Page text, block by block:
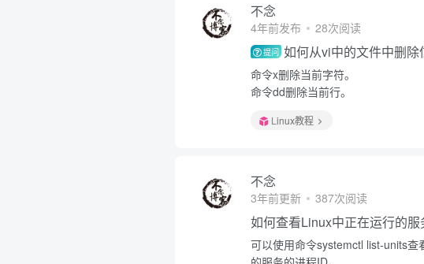
不念
4年前发布 28次阅读
提问 如何从vi中的文件中删除
命令x删除当前字符。
命令dd删除当前行。
Linux教程
不念
3年前更新 387次阅读
如何查看Linux中正在运行的服
可以使用命令systemctl list-units